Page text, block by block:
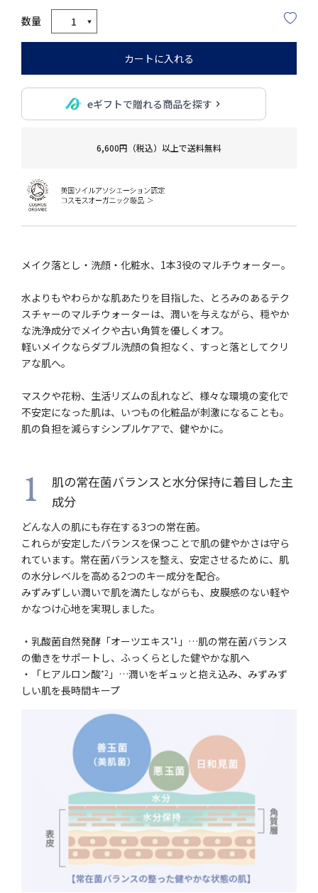
カートに入れる
eギフトで贈れる商品を探す
6,600円（税込）以上で送料無料
メイク落とし・洗顔・化粧水、1本3役のマルチウォーター。
水よりもやわらかな肌あたりを目指した、とろみのあるテク
スチャーのマルチウォーターは、潤いを与えながら、穏やか
な洗浄成分でメイクや古い角質を優しくオフ。
軽いメイクならダブル洗顔の負担なく、すっと落としてクリ
アな肌へ。
マスクや花粉、生活リズムの乱れなど、様々な環境の変化で
不安定になった肌は、いつもの化粧品が刺激になることも。
肌の負担を減らすシンプルケアで、健やかに。
1
肌の常在菌バランスと水分保持に着目した主
成分
どんな人の肌にも存在する3つの常在菌。
これらが安定したバランスを保つことで肌の健やかさは守ら
れています。常在菌バランスを整え、安定させるために、肌
の水分レベルを高める2つのキー成分を配合。
みずみずしい潤いで肌を満たしながらも、皮膜感のない軽や
かなつけ心地を実現しました。
・乳酸菌自然発酵「オーツエキス*1 」…肌の常在菌バランス
の働きをサポートし、ふっくらとした健やかな肌へ
・「ヒアルロン酸*2 」…潤いをギュッと抱え込み、みずみず
しい肌を長時間キープ